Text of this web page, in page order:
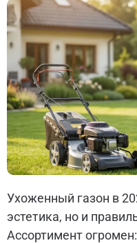
Ухоженный газон в
эстетика, но и
Ассортимент